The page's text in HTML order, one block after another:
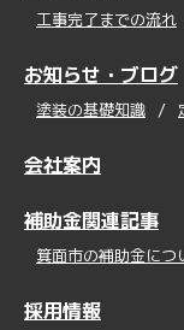
工事完了までの流れ
お知らせ・ブログ
塗装の基礎知識
会社案内
補助金関連記事
箕面市の補助金につ
採用情報